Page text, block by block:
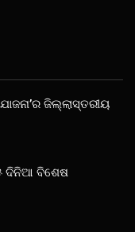
ଜିଲ୍ଲାସ୍ତରୀୟ
ଦିନିଆ ବିଶେଷ